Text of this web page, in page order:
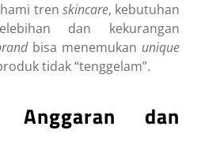
tren skincare, kebutuhan
dan kekurangan
bisa menemukan unique
tidak “tenggelam”.
Anggaran dan